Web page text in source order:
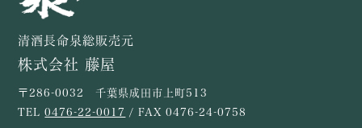
清酒長命泉総販売元
株式会社 藤屋
〒286-0032 千葉県成田市上町513
TEL0476-22-0017 / FAX 0476-24-0758